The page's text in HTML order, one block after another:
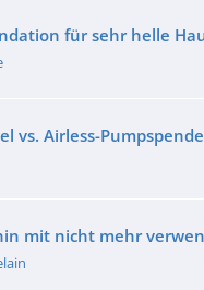
für sehr helle
vs. Airless-
mit nicht mehr